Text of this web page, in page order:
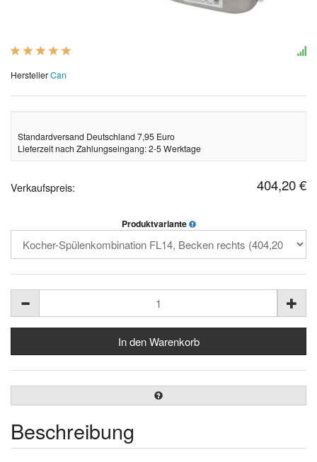
HerstellerCan
Standardversand Deutschland 7,95 Euro
Lieferzeit nach Zahlungseingang: 2-5 Werktage
Verkaufspreis: 404,20 €
Produktvariante
Beschreibung